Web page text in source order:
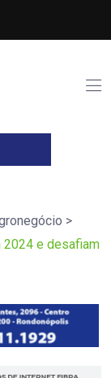
>
2024 e desafiam